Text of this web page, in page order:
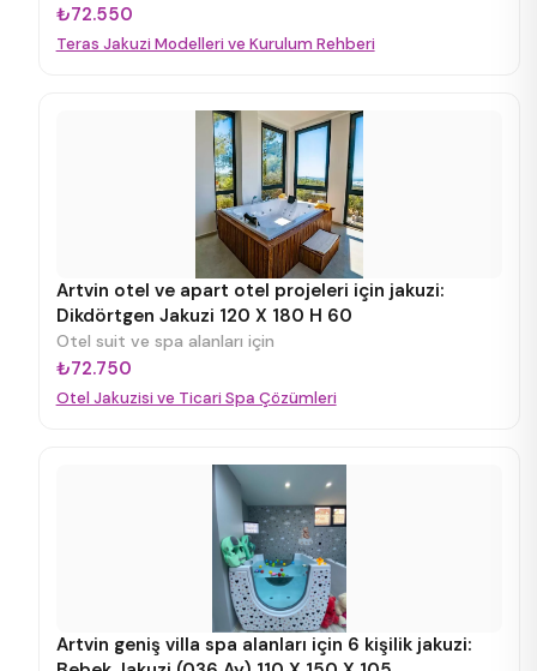
₺72.550
Teras Jakuzi Modelleri ve Kurulum Rehberi
Artvin otel ve apart otel projeleri için jakuzi:
Dikdörtgen Jakuzi 120 X 180 H 60
Otel suit ve spa alanları için
₺72.750
Otel Jakuzisi ve Ticari Spa Çözümleri
Artvin geniş villa spa alanları için 6 kişilik jakuzi: